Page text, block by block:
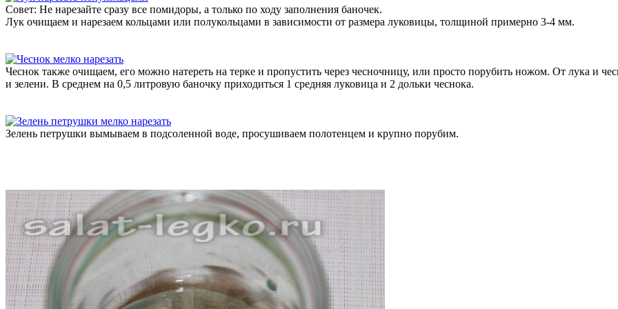
Совет: Не нарезайте сразу все помидоры, а только по ходу заполнения баночек.
Лук очищаем и нарезаем кольцами или полукольцами в зависимости от размера луковицы, толщиной примерно 3-4 мм.
Чеснок также очищаем, его можно натереть на терке и пропустить через чесночницу, или просто порубить ножом. От лука и
и зелени. В среднем на 0,5 литровую баночку приходиться 1 средняя луковица и 2 дольки чеснока.
Зелень петрушки вымываем в подсоленной воде, просушиваем полотенцем и крупно порубим.